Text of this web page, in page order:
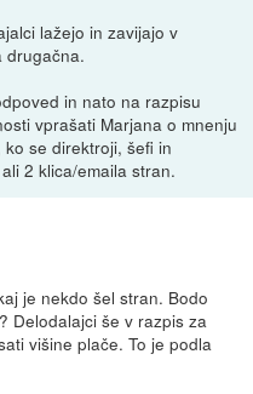
lažejo in zavijajo v
drugačna.
in nato na razpisu
vprašati Marjana o mnenju
se direktroji, šefi in
2 klica/emaila stran.
je nekdo šel stran. Bodo
Delodalajci še v razpis za
višine plače. To je podla